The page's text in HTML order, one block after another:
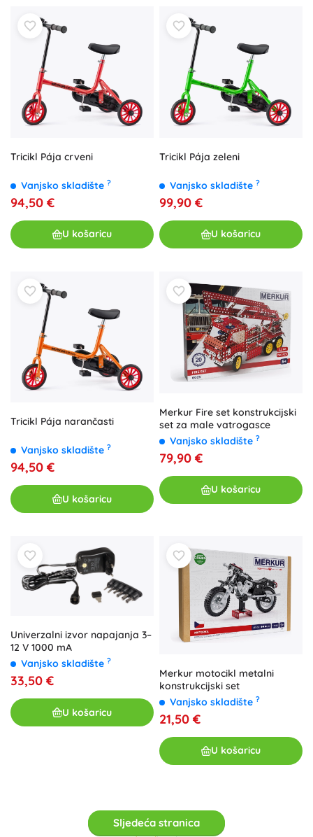
Tricikl Pája crveni
Vanjsko skladište ?
94,50 €
U košaricu
Tricikl Pája zeleni
Vanjsko skladište ?
99,90 €
U košaricu
Tricikl Pája narančasti
Vanjsko skladište ?
94,50 €
U košaricu
Merkur Fire set konstrukcijski
set za male vatrogasce
Vanjsko skladište ?
79,90 €
U košaricu
Univerzalni izvor napajanja 3–
12 V 1000 mA
Vanjsko skladište ?
33,50 €
U košaricu
Merkur motocikl metalni
konstrukcijski set
Vanjsko skladište ?
21,50 €
U košaricu
Sljedeća stranica